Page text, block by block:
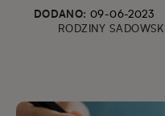
DODANO:09-06-2023
RODZINY